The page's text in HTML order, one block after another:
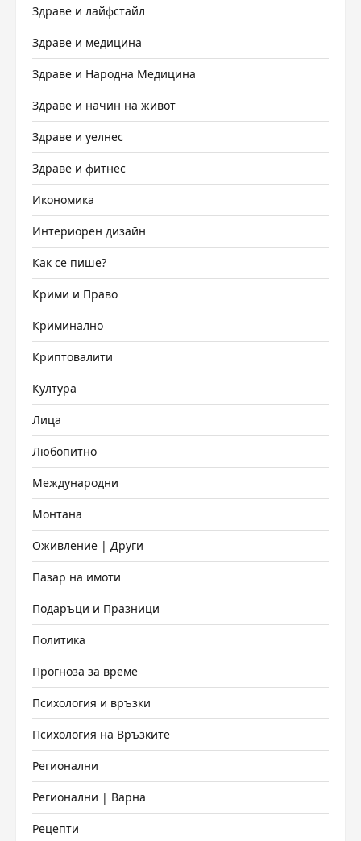
Здраве и лайфстайл
Здраве и медицина
Здраве и Народна Медицина
Здраве и начин на живот
Здраве и уелнес
Здраве и фитнес
Икономика
Интериорен дизайн
Как се пише?
Крими и Право
Криминално
Криптовалити
Култура
Лица
Любопитно
Международни
Монтана
Оживление | Други
Пазар на имоти
Подаръци и Празници
Политика
Прогноза за време
Психология и връзки
Психология на Връзките
Регионални
Регионални | Варна
Рецепти